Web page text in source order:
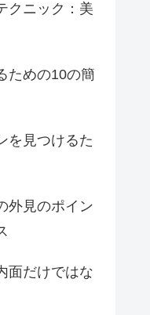
クニック：美
ための10の簡
を見つけるた
外見のポイン
面だけではな